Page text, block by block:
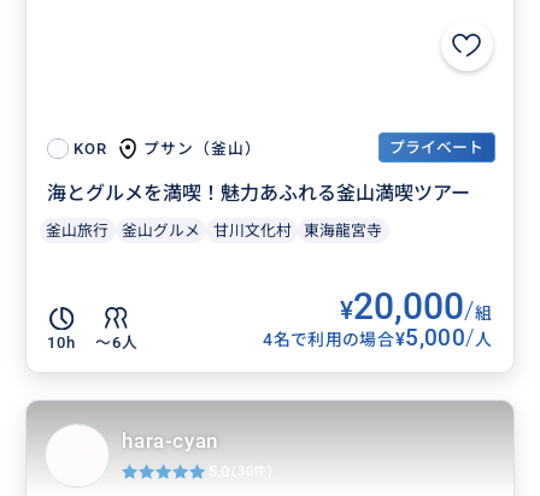
KOR プサン（釜山） プライベート
海とグルメを満喫！魅力あふれる釜山満喫ツアー
釜山旅行 釜山グルメ 甘川文化村 東海龍宮寺
10h 〜6人
¥20,000/組
4名で利用の場合¥5,000/人
hara-cyan
5.0 (30件)